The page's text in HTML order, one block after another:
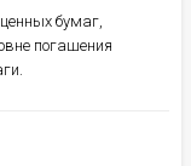
бумаг,
погашения